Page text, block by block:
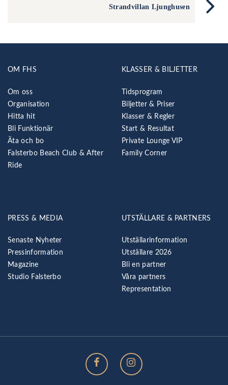
Strandvillan Ljunghusen
OM FHS
Om oss
Organisation
Hitta hit
Bli Funktionär
Äta och bo
Falsterbo Beach Club & After
Ride
KLASSER & BILJETTER
Tidsprogram
Biljetter & Priser
Klasser & Regler
Start & Resultat
Private Lounge VIP
Family Corner
PRESS & MEDIA
Senaste Nyheter
Pressinformation
Magazine
Studio Falsterbo
UTSTÄLLARE & PARTNERS
Utställarinformation
Utställare 2026
Bli en partner
Våra partners
Representation